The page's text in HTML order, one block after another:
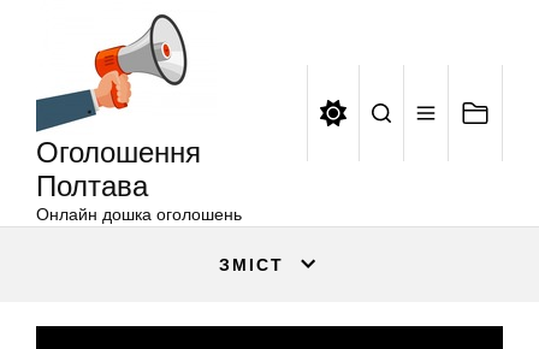
Оголошення
Полтава
Онлайн дошка оголошень
ЗМІСТ